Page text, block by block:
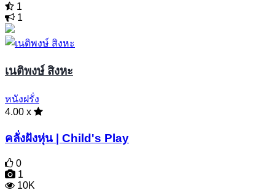
1
1
เนติพงษ์ สิงหะ
หนังฝรั่ง
4.00 x
คลั่งฝังหุ่น | Child's Play
0
1
10K